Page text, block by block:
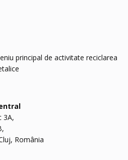
principal de activitate reciclarea
3A,
România